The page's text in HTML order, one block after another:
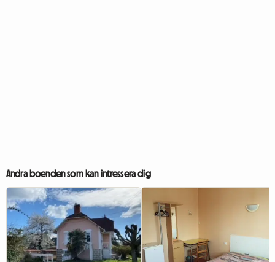
Andra boenden som kan intressera dig